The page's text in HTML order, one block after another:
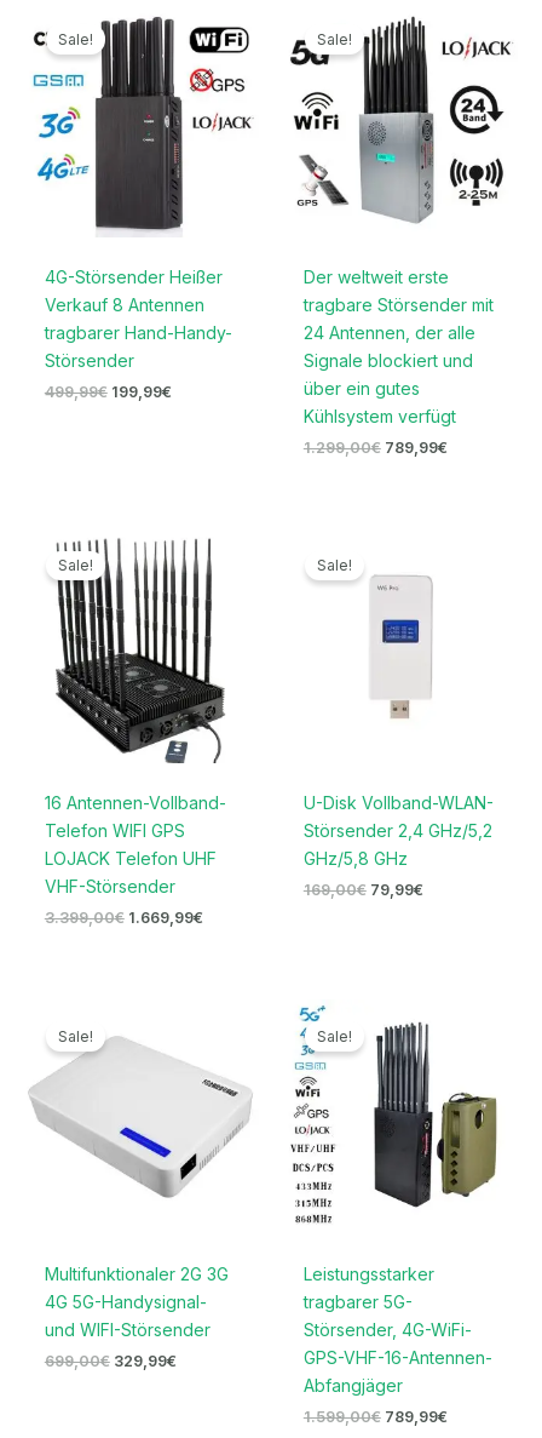
Sale!
4G-Störsender Heißer
Verkauf 8 Antennen
tragbarer Hand-Handy-
Störsender
499,99€
Preis
war:
499,99€
199,99€
Preis
ist:
199,99€.
Sale!
Der weltweit erste
tragbare Störsender mit
24 Antennen, der alle
Signale blockiert und
über ein gutes
Kühlsystem verfügt
1.299,00€
Preis
war:
1.299,00€
789,99€
ist:
Sale!
16 Antennen-Vollband-
Telefon WIFI GPS
LOJACK Telefon UHF
VHF-Störsender
3.399,00€
Ursprünglicher
Preis
war:
3.399,00€
1.669,99€
Aktueller
Preis
ist:
1.669,99€.
Sale!
U-Disk Vollband-WLAN-
Störsender 2,4 GHz/5,2
GHz/5,8 GHz
169,00€
war:
169,00€
79,99€
ist:
Sale!
Multifunktionaler 2G 3G
4G 5G-Handysignal-
und WIFI-Störsender
699,00€
war:
699,00€
329,99€
329,99€.
Sale!
Leistungsstarker
tragbarer 5G-
Störsender, 4G-WiFi-
GPS-VHF-16-Antennen-
Abfangjäger
1.599,00€
Preis
war:
1.599,00€
789,99€